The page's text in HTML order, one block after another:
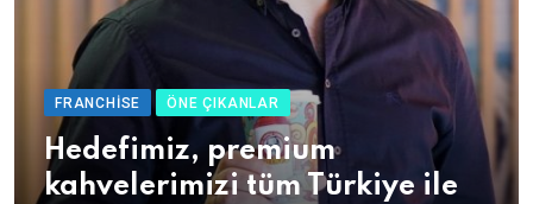
FRANCHISE ÖNE ÇIKANLAR
Hedefimiz, premium
kahvelerimizi tüm Türkiye ile